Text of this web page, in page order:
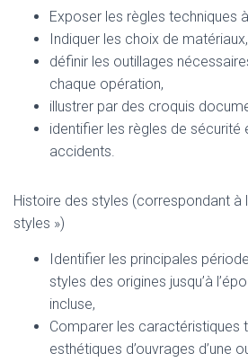
Exposer les règles techniques
Indiquer les choix de matériaux,
définir les outillages
chaque opération,
illustrer par des croquis
identifier les règles de sécurité
accidents.
Histoire des styles (correspondant à
styles »)
Identifier les principales
styles des origines jusqu’à
incluse,
Comparer les caractéristiques
esthétiques d’ouvrages d’une